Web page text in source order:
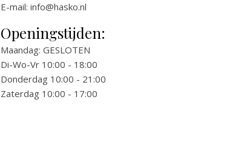
E-mail: info@hasko.nl
Openingstijden:
Maandag: GESLOTEN
Di-Wo-Vr 10:00 - 18:00
Donderdag 10:00 - 21:00
Zaterdag 10:00 - 17:00